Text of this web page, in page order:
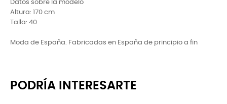
Datos sobre la modelo
Altura: 170 cm
Talla: 40
Moda de España. Fabricadas en España de principio a fin
PODRÍA INTERESARTE